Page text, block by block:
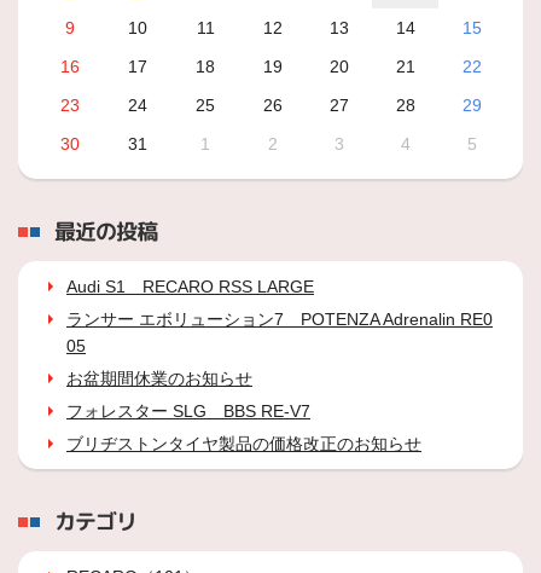
9
10 11 12 13 14
15
16
17 18 19 20 21
22
23
24 25 26 27 28
29
30
31 1 2 3 4 5
最近の投稿
Audi S1 RECARO RSS LARGE
ランサー エボリューション7 POTENZA Adrenalin RE0
05
お盆期間休業のお知らせ
フォレスター SLG BBS RE-V7
ブリヂストンタイヤ製品の価格改正のお知らせ
カテゴリ